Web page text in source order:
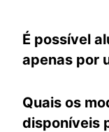
É possível
apenas por
Quais os
disponíveis